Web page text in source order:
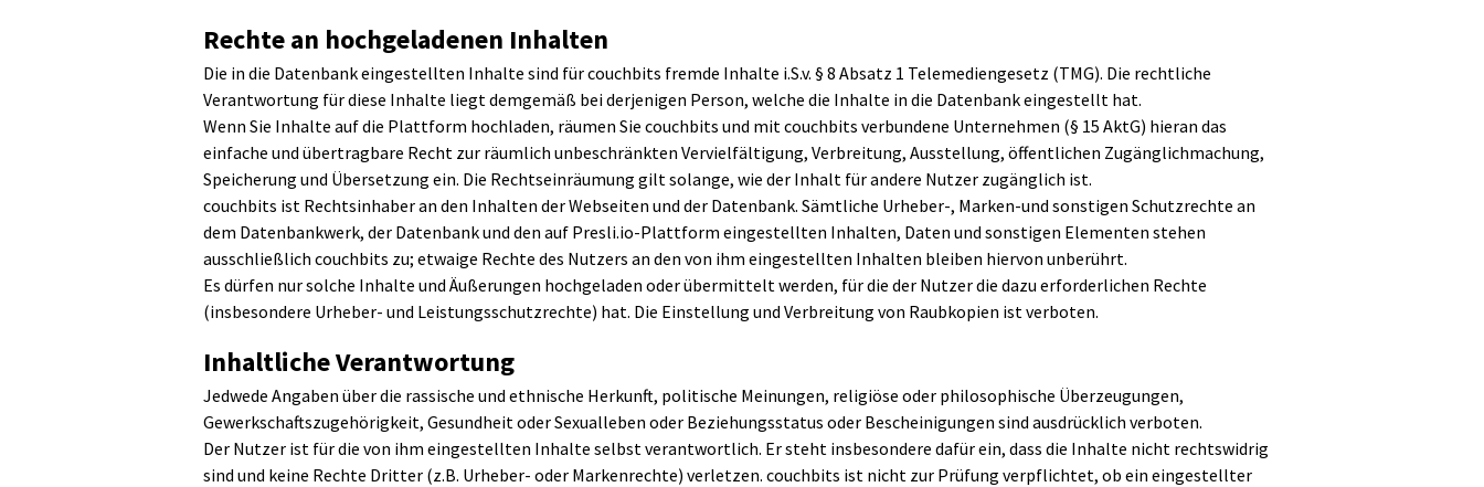
Rechte an hochgeladenen Inhalten
Die in die Datenbank eingestellten Inhalte sind für couchbits fremde Inhalte i.S.v. § 8 Absatz 1 Telemediengesetz (TMG). Die rechtliche
Verantwortung für diese Inhalte liegt demgemäß bei derjenigen Person, welche die Inhalte in die Datenbank eingestellt hat.
Wenn Sie Inhalte auf die Plattform hochladen, räumen Sie couchbits und mit couchbits verbundene Unternehmen (§ 15 AktG) hieran das
einfache und übertragbare Recht zur räumlich unbeschränkten Vervielfältigung, Verbreitung, Ausstellung, öffentlichen Zugänglichmachung,
Speicherung und Übersetzung ein. Die Rechtseinräumung gilt solange, wie der Inhalt für andere Nutzer zugänglich ist.
couchbits ist Rechtsinhaber an den Inhalten der Webseiten und der Datenbank. Sämtliche Urheber-, Marken-und sonstigen Schutzrechte an
dem Datenbankwerk, der Datenbank und den auf Presli.io-Plattform eingestellten Inhalten, Daten und sonstigen Elementen stehen
ausschließlich couchbits zu; etwaige Rechte des Nutzers an den von ihm eingestellten Inhalten bleiben hiervon unberührt.
Es dürfen nur solche Inhalte und Äußerungen hochgeladen oder übermittelt werden, für die der Nutzer die dazu erforderlichen Rechte
(insbesondere Urheber- und Leistungsschutzrechte) hat. Die Einstellung und Verbreitung von Raubkopien ist verboten.
Inhaltliche Verantwortung
Jedwede Angaben über die rassische und ethnische Herkunft, politische Meinungen, religiöse oder philosophische Überzeugungen,
Gewerkschaftszugehörigkeit, Gesundheit oder Sexualleben oder Beziehungsstatus oder Bescheinigungen sind ausdrücklich verboten.
Der Nutzer ist für die von ihm eingestellten Inhalte selbst verantwortlich. Er steht insbesondere dafür ein, dass die Inhalte nicht rechtswidrig
sind und keine Rechte Dritter (z.B. Urheber- oder Markenrechte) verletzen. couchbits ist nicht zur Prüfung verpflichtet, ob ein eingestellter